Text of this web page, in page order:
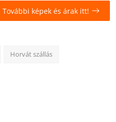
További képek és árak itt!
Horvát szállás